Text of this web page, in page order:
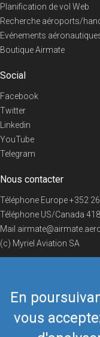
En
vous
Planification de vol Web
Recherche aéroports/
Evénements
Boutique Airmate
Social
Facebook
Twitter
Linkedin
YouTube
Telegram
Nous contacter
Téléphone Europe+352
Téléphone US/Canada
Mail
(c) Myriel Aviation SA
© 2019 Airmate - Conditions